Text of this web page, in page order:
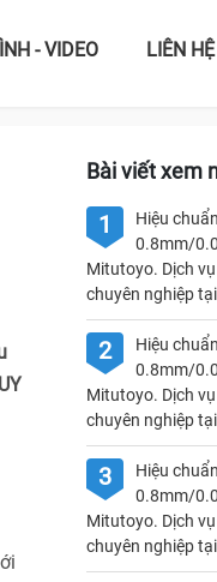
- VIDEO LIÊN HỆ
Bài viết xem
1
Hiệu
0.8mm/
Mitutoyo. Dịch
chuyên nghiệp
2
Hiệu
0.8mm/
Mitutoyo. Dịch
chuyên nghiệp
3
Hiệu
0.8mm/
Mitutoyo. Dịch
chuyên nghiệp